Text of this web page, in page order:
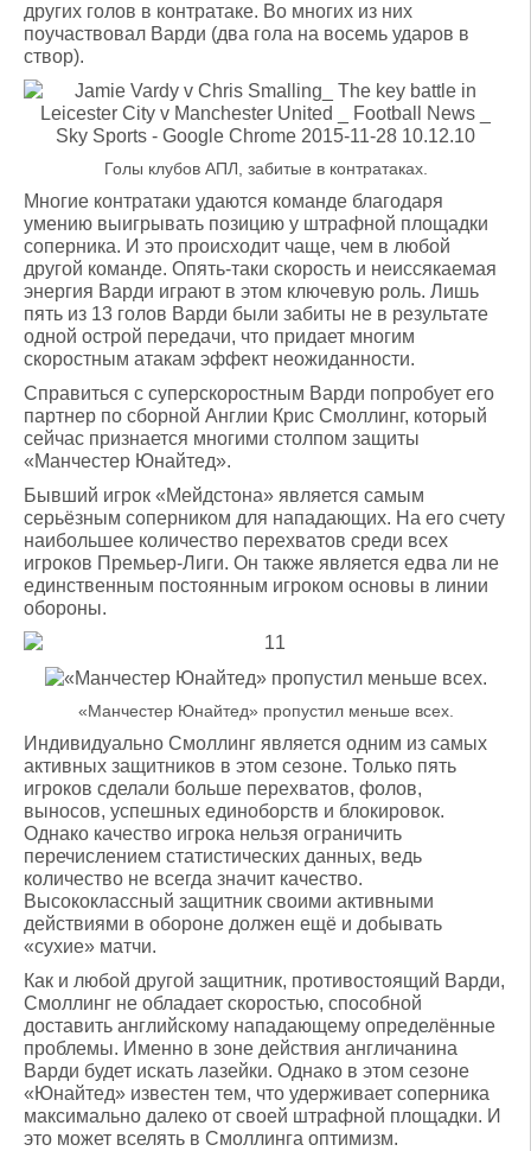
других голов в контратаке. Во многих из них
поучаствовал Варди (два гола на восемь ударов в
створ).
Голы клубов АПЛ, забитые в контратаках.
Многие контратаки удаются команде благодаря
умению выигрывать позицию у штрафной площадки
соперника. И это происходит чаще, чем в любой
другой команде. Опять-таки скорость и неиссякаемая
энергия Варди играют в этом ключевую роль. Лишь
пять из 13 голов Варди были забиты не в результате
одной острой передачи, что придает многим
скоростным атакам эффект неожиданности.
Справиться с суперскоростным Варди попробует его
партнер по сборной Англии Крис Смоллинг, который
сейчас признается многими столпом защиты
«Манчестер Юнайтед».
Бывший игрок «Мейдстона» является самым
серьёзным соперником для нападающих. На его счету
наибольшее количество перехватов среди всех
игроков Премьер-Лиги. Он также является едва ли не
единственным постоянным игроком основы в линии
обороны.
«Манчестер Юнайтед» пропустил меньше всех.
Индивидуально Смоллинг является одним из самых
активных защитников в этом сезоне. Только пять
игроков сделали больше перехватов, фолов,
выносов, успешных единоборств и блокировок.
Однако качество игрока нельзя ограничить
перечислением статистических данных, ведь
количество не всегда значит качество.
Высококлассный защитник своими активными
действиями в обороне должен ещё и добывать
«сухие» матчи.
Как и любой другой защитник, противостоящий Варди,
Смоллинг не обладает скоростью, способной
доставить английскому нападающему определённые
проблемы. Именно в зоне действия англичанина
Варди будет искать лазейки. Однако в этом сезоне
«Юнайтед» известен тем, что удерживает соперника
максимально далеко от своей штрафной площадки. И
это может вселять в Смоллинга оптимизм.